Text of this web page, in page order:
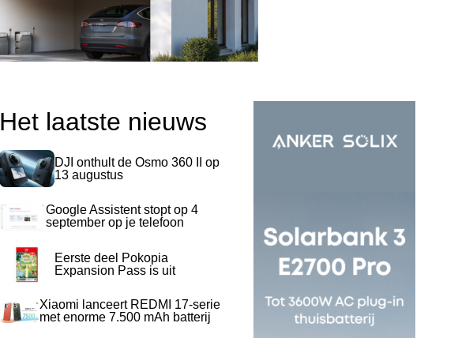
Het laatste nieuws
DJI onthult de Osmo 360 II op
13 augustus
Google Assistent stopt op 4
september op je telefoon
Eerste deel Pokopia
Expansion Pass is uit
Xiaomi lanceert REDMI 17-serie
met enorme 7.500 mAh batterij